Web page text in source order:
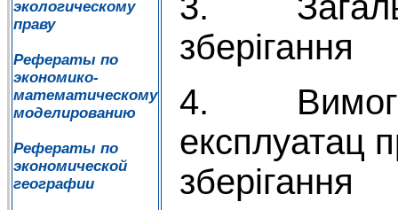
экологическому
праву
Рефераты по
экономико-
математическому
моделированию
Рефераты по
экономической
географии
зберігання
4. Вимоги
експлуатац
зберігання